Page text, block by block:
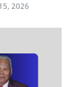
2026